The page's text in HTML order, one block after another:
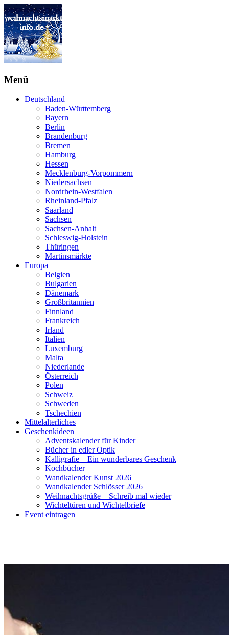
Menü
Deutschland
Baden-Württemberg
Bayern
Berlin
Brandenburg
Bremen
Hamburg
Hessen
Mecklenburg-Vorpommern
Niedersachsen
Nordrhein-Westfalen
Rheinland-Pfalz
Saarland
Sachsen
Sachsen-Anhalt
Schleswig-Holstein
Thüringen
Martinsmärkte
Europa
Belgien
Bulgarien
Dänemark
Großbritannien
Finnland
Frankreich
Irland
Italien
Luxemburg
Malta
Niederlande
Österreich
Polen
Schweiz
Schweden
Tschechien
Mittelalterliches
Geschenkideen
Adventskalender für Kinder
Bücher in edler Optik
Kalligrafie – Ein wunderbares Geschenk
Kochbücher
Wandkalender Kunst 2026
Wandkalender Schlösser 2026
Weihnachtsgrüße – Schreib mal wieder
Wichteltüren und Wichtelbriefe
Event eintragen